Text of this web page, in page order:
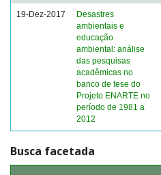
19-Dez-2017
Desastres
ambientais e
educação
ambiental: análise
das pesquisas
acadêmicas no
banco de tese do
Projeto ENARTE no
período de 1981 a
2012
Busca facetada